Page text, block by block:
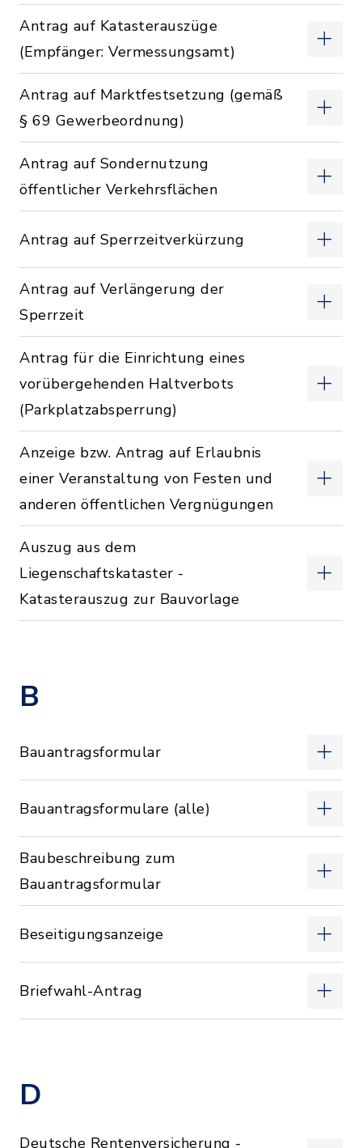
Antrag auf Katasterauszüge
(Empfänger: Vermessungsamt)
Antrag auf Marktfestsetzung (gemäß
§ 69 Gewerbeordnung)
Antrag auf Sondernutzung
öffentlicher Verkehrsflächen
Antrag auf Sperrzeitverkürzung
Antrag auf Verlängerung der
Sperrzeit
Antrag für die Einrichtung eines
vorübergehenden Haltverbots
(Parkplatzabsperrung)
Anzeige bzw. Antrag auf Erlaubnis
einer Veranstaltung von Festen und
anderen öffentlichen Vergnügungen
Auszug aus dem
Liegenschaftskataster -
Katasterauszug zur Bauvorlage
B
Bauantragsformular
Bauantragsformulare (alle)
Baubeschreibung zum
Bauantragsformular
Beseitigungsanzeige
Briefwahl-Antrag
D
Deutsche Rentenversicherung -